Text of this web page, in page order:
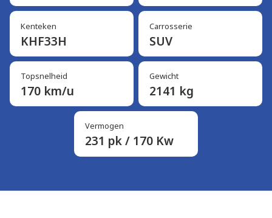
Kenteken
KHF33H
Carrosserie
SUV
Topsnelheid
170 km/u
Gewicht
2141 kg
Vermogen
231 pk / 170 Kw